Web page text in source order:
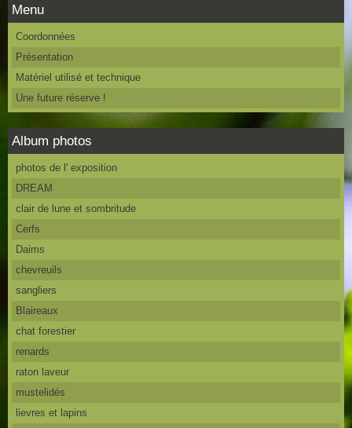
Menu
Coordonnées
Présentation
Matériel utilisé et technique
Une future réserve !
Album photos
photos de l' exposition
DREAM
clair de lune et sombritude
Cerfs
Daims
chevreuils
sangliers
Blaireaux
chat forestier
renards
raton laveur
mustelidés
lievres et lapins